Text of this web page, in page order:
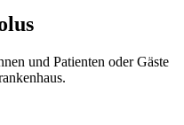
und Patienten oder Gäste